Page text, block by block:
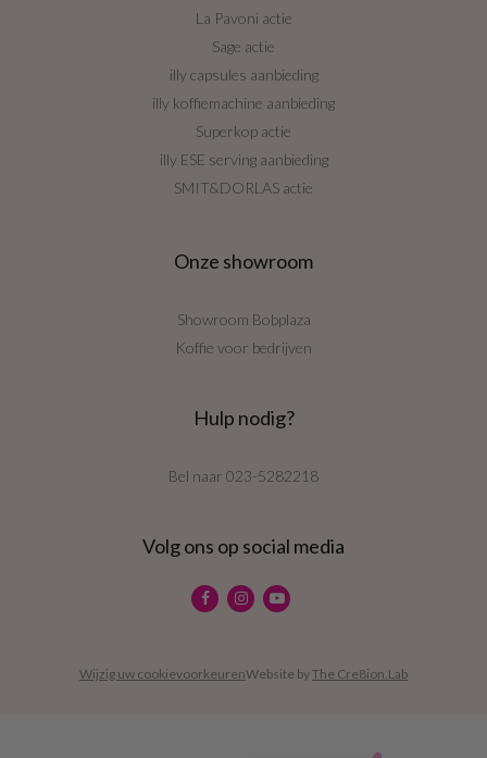
La Pavoni actie
Sage actie
illy capsules aanbieding
illy koffiemachine aanbieding
Superkop actie
illy ESE serving aanbieding
SMIT&DORLAS actie
Onze showroom
Showroom Bobplaza
Koffie voor bedrijven
Hulp nodig?
Bel naar 023-5282218
Volg ons op social media
Wijzig uw cookievoorkeurenWebsite byThe Cre8ion.Lab